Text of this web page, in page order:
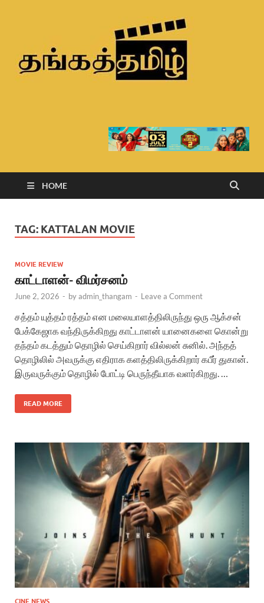
HOME
TAG: KATTALAN MOVIE
MOVIE REVIEW
காட்டாளன்- விமர்சனம்
June 2, 2026 - byadmin_thangam - Leave a Comment
சத்தம் யுத்தம் ரத்தம் என மலையாளத்திலிருந்து ஒரு ஆக்சன்
பேக்கேஜாக வந்திருக்கிறது காட்டாளன் யானைகளை கொன்று
தந்தம் கடத்தும் தொழில் செய்கிறார் வில்லன் சுனில். அந்தத்
தொழிலில் அவருக்கு எதிராக களத்திலிருக்கிறார் கபீர் துகான்.
இருவருக்கும் தொழில் போட்டி பெருந்தீயாக வளர்கிறது. …
READ MORE